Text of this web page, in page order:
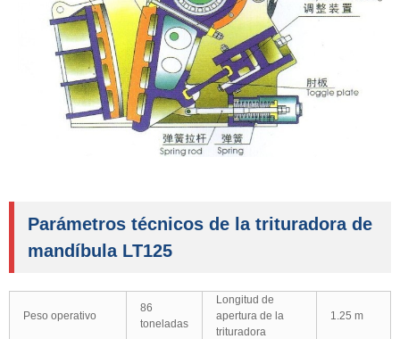
Parámetros técnicos de la trituradora de
mandíbula LT125
Peso operativo
86
toneladas
Longitud de
apertura de la
trituradora
1.25 m